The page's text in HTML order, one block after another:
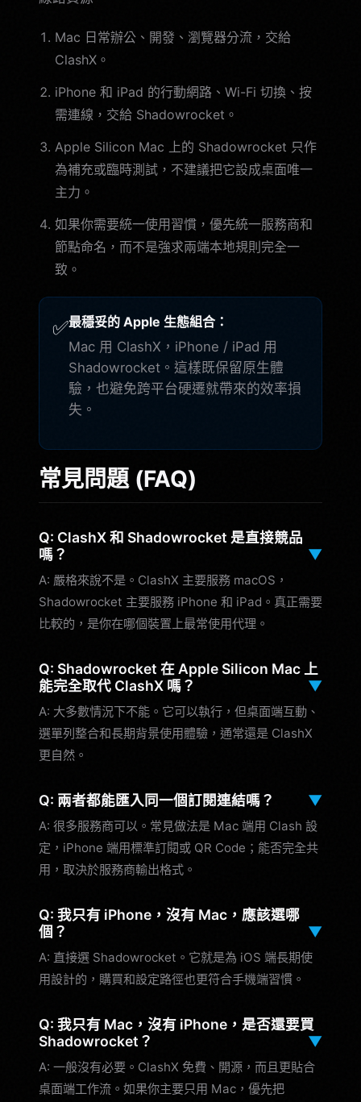
Mac 日常辦公、開發、瀏覽器分流，交給
ClashX。
iPhone 和 iPad 的行動網路、Wi-Fi 切換、按
需連線，交給 Shadowrocket。
Apple Silicon Mac 上的 Shadowrocket 只作
為補充或臨時測試，不建議把它設成桌面唯一
主力。
如果你需要統一使用習慣，優先統一服務商和
節點命名，而不是強求兩端本地規則完全一
致。
✅最穩妥的 Apple 生態組合：
Mac 用 ClashX，iPhone / iPad 用
Shadowrocket。這樣既保留原生體
驗，也避免跨平台硬遷就帶來的效率損
失。
常見問題 (FAQ)
Q: ClashX 和 Shadowrocket 是直接競品
嗎？
▼
A: 嚴格來說不是。ClashX 主要服務 macOS，
Shadowrocket 主要服務 iPhone 和 iPad。真正需要
比較的，是你在哪個裝置上最常使用代理。
Q: Shadowrocket 在 Apple Silicon Mac 上
能完全取代 ClashX 嗎？
▼
A: 大多數情況下不能。它可以執行，但桌面端互動、
選單列整合和長期背景使用體驗，通常還是 ClashX
更自然。
Q: 兩者都能匯入同一個訂閱連結嗎？ ▼
A: 很多服務商可以。常見做法是 Mac 端用 Clash 設
定，iPhone 端用標準訂閱或 QR Code；能否完全共
用，取決於服務商輸出格式。
Q: 我只有 iPhone，沒有 Mac，應該選哪
個？
▼
A: 直接選 Shadowrocket。它就是為 iOS 端長期使
用設計的，購買和設定路徑也更符合手機端習慣。
Q: 我只有 Mac，沒有 iPhone，是否還要買
Shadowrocket？
▼
A: 一般沒有必要。ClashX 免費、開源，而且更貼合
桌面端工作流。如果你主要只用 Mac，優先把